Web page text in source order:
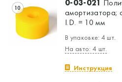
10 0-03-021
амортизатора;
I.D. = 10 мм
В упаковке: 4 шт.
На авто: 4 шт.
Инструкция